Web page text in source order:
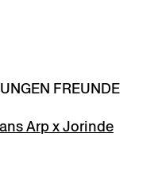
FREUNDE
Arp x Jorinde